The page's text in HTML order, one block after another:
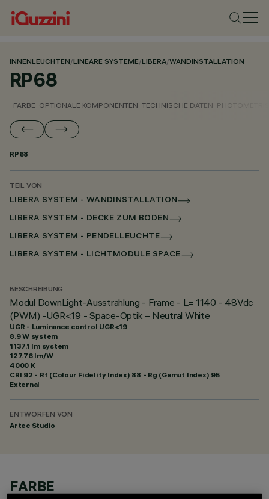
INNENLEUCHTEN/LINEARE SYSTEME/LIBERA/WANDINSTALLATION
RP68
FARBE OPTIONALE KOMPONENTEN TECHNISCHE DATEN
RP68
TEIL VON
LIBERA SYSTEM - WANDINSTALLATION
LIBERA SYSTEM - DECKE ZUM BODEN
LIBERA SYSTEM - PENDELLEUCHTE
LIBERA SYSTEM - LICHTMODULE SPACE
BESCHREIBUNG
Modul DownLight-Ausstrahlung - Frame - L= 1140 - 48Vdc
(PWM) -UGR<19 - Space-Optik – Neutral White
UGR - Luminance control UGR<19
8.9 W system
1137.1 lm system
127.76 lm/W
4000 K
CRI 92 - Rf (Colour Fidelity Index) 88 - Rg (Gamut Index) 95
External
ENTWORFEN VON
Artec Studio
FARBE